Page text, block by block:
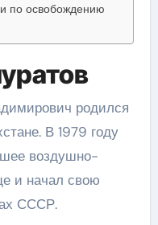
по освобождению
родился
В 1979 году
воздушно-
и начал свою
СССР.